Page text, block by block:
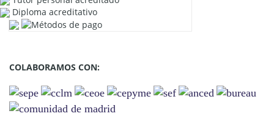
Diploma acreditativo
COLABORAMOS CON: